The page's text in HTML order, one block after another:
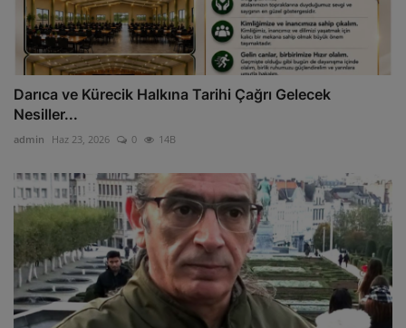
Darıca ve Kürecik Halkına Tarihi Çağrı Gelecek
Nesiller...
admin Haz 23, 2026 0 14B